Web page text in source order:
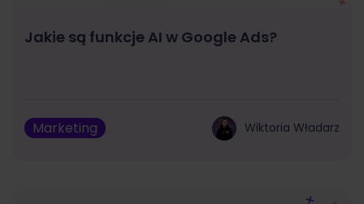
Jakie są funkcje AI w Google Ads?
Marketing Wiktoria Władarz